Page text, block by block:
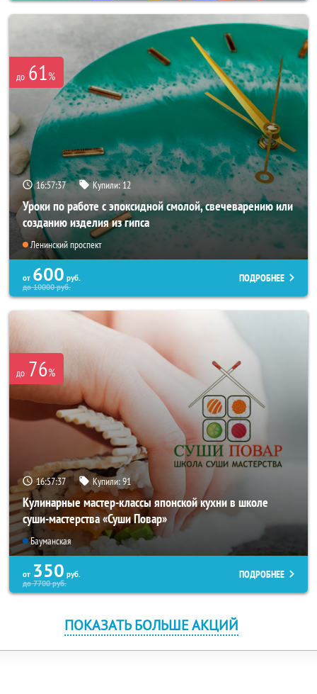
до 61%
16:57:34 Купили: 12
Уроки по работе с эпоксидной смолой, свечеварению или
созданию изделия из гипса
Ленинский проспект
от 600 руб.
до10000руб.
ПОДРОБНЕЕ
до 76%
16:57:34 Купили:91
Кулинарные мастер-классы японской кухни в школе
суши-мастерства «Суши Повар»
Бауманская
от 350 руб.
до7700руб.
ПОДРОБНЕЕ
ПОКАЗАТЬ БОЛЬШЕ АКЦИЙ